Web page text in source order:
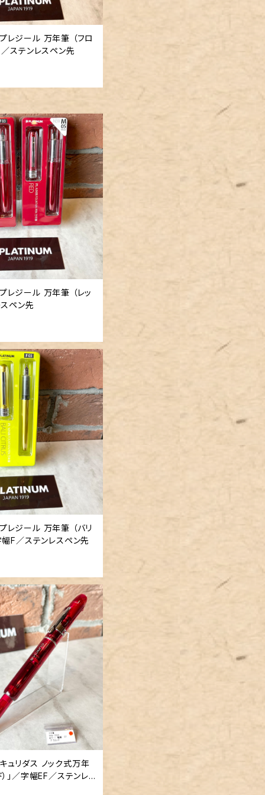
レジール 万年筆 （フロ
／ステンレスペン先
レジール 万年筆 （レッ
スペン先
レジール 万年筆 （バリ
幅F／ステンレスペン先
ノック式万年
）」／字幅EF／ステンレ